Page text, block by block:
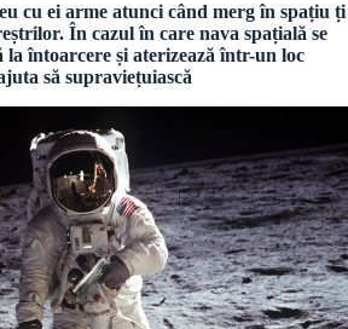
cu ei arme atunci când merg în spațiu ți
În cazul în care nava spațială se
întoarcere și aterizează într-un loc
să supraviețuiască